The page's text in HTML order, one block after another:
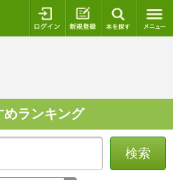
ログイン 新規登録
ランキング
検索